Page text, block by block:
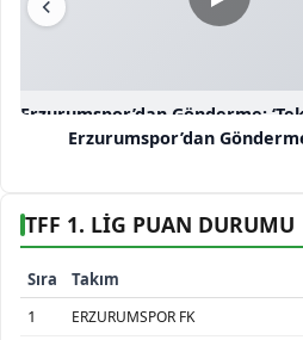
Erzurumspor’dan Gönderme:
Erzurumspor’dan
TFF 1. LİG PUAN DURUMU
Sıra Takım
1
ERZURUMSPOR FK